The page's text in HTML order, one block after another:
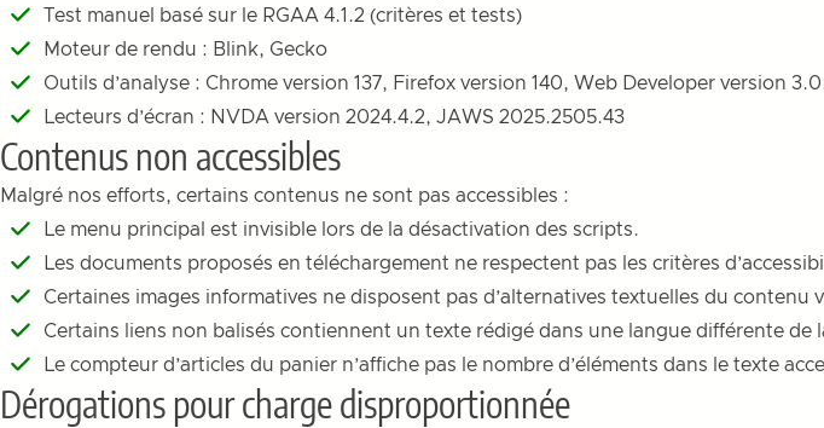
Test manuel basé sur le RGAA 4.1.2 (critères et tests)
Moteur de rendu : Blink, Gecko
Outils d’analyse : Chrome version 137, Firefox version 140, Web Developer version
Lecteurs d’écran : NVDA version 2024.4.2, JAWS 2025.2505.43
Contenus non accessibles
Malgré nos efforts, certains contenus ne sont pas accessibles :
Le menu principal est invisible lors de la désactivation des scripts.
Les documents proposés en téléchargement ne respectent pas les critères
Certaines images informatives ne disposent pas d’alternatives textuelles du
Certains liens non balisés contiennent un texte rédigé dans une langue différente de
Le compteur d’articles du panier n’affiche pas le nombre d’éléments dans le texte
Dérogations pour charge disproportionnée